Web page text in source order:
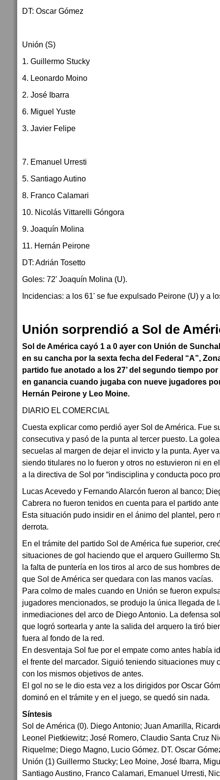
DT: Oscar Gómez
Unión (S)
1. Guillermo Stucky
4. Leonardo Moino
2. José Ibarra
6. Miguel Yuste
3. Javier Felipe
7. Emanuel Urresti
5. Santiago Autino
8. Franco Calamari
10. Nicolás Vittarelli Góngora
9. Joaquín Molina
11. Hernán Peirone
DT: Adrián Tosetto
Goles: 72' Joaquín Molina (U).
Incidencias: a los 61' se fue expulsado Peirone (U) y a
Unión sorprendió a Sol de
Sol de América cayó 1 a 0 ayer con Unión de
en su cancha por la sexta fecha del Federal “A”,
partido fue anotado a los 27’ del segundo tiempo
en ganancia cuando jugaba con nueve jugadores
Hernán Peirone y Leo Moine.
DIARIO EL COMERCIAL
Cuesta explicar como perdió ayer Sol de América. Fue
consecutiva y pasó de la punta al tercer puesto. La
secuelas al margen de dejar el invicto y la punta. Ayer
siendo titulares no lo fueron y otros no estuvieron ni en
a la directiva de Sol por “indisciplina y conducta poco
Lucas Acevedo y Fernando Alarcón fueron al banco;
Cabrera no fueron tenidos en cuenta para el partido
Esta situación pudo insidir en el ánimo del plantel, pero
derrota.
En el trámite del partido Sol de América fue superior,
situaciones de gol haciendo que el arquero Guillermo
la falta de puntería en los tiros al arco de sus hombres
que Sol de América ser quedara con las manos vacías.
Para colmo de males cuando en Unión se fueron
jugadores mencionados, se produjo la única llegada de
inmediaciones del arco de Diego Antonio. La defensa
que logró sortearla y ante la salida del arquero la tiró
fuera al fondo de la red.
En desventaja Sol fue por el empate como antes había
el frente del marcador. Siguió teniendo situaciones muy
con los mismos objetivos de antes.
El gol no se le dio esta vez a los dirigidos por Oscar
dominó en el trámite y en el juego, se quedó sin nada.
Síntesis
Sol de América (0). Diego Antonio; Juan Amarilla,
Leonel Pietkiewitz; José Romero, Claudio Santa Cruz
Riquelme; Diego Magno, Lucio Gómez. DT. Oscar
Unión (1) Guillermo Stucky; Leo Moine, José Ibarra,
Santiago Austino, Franco Calamari, Emanuel Urresti,